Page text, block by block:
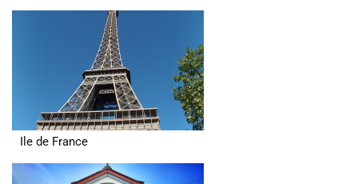
Ile de France